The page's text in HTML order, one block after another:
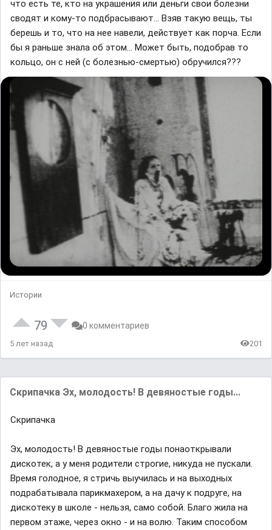
что есть те, кто на украшения или деньги свои болезни
сводят и кому-то подбрасывают… Взяв такую вещь, ты
берешь и то, что на нее навели, действует как порча. Если
бы я раньше знала об этом… Может быть, подобрав то
кольцо, он с ней (с болезнью-смертью) обручился???
Истории
79 0 комментариев
5 лет назад 201
Скрипачка Эх, молодость! В девяностые годы...
Скрипачка
Эх, молодость! В девяностые годы понаоткрывали
дискотек, а у меня родители строгие, никуда не пускали.
Время голодное, я стричь выучилась и на выходных
подрабатывала парикмахером, а на дачу к подруге, на
дискотеку в школе - нельзя, само собой. Благо жила на
первом этаже, через окно - и на волю. Таким способом